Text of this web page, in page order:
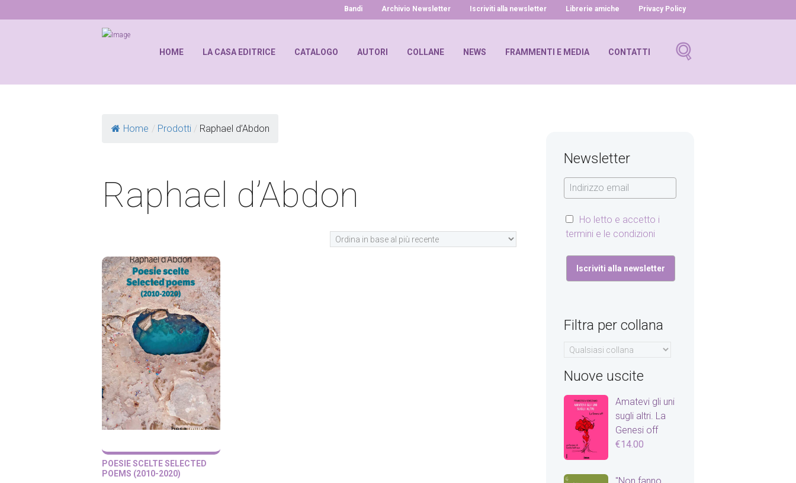
Bandi Archivio Newsletter Iscriviti alla newsletter Librerie amiche Privacy Policy
HOME LA CASA EDITRICE CATALOGO AUTORI COLLANE NEWS FRAMMENTI E MEDIA CONTATTI
Home / Prodotti / Raphael d’Abdon
Raphael d’Abdon
POESIE SCELTE SELECTED
POEMS (2010-2020)
Newsletter
Ho letto e accetto i
termini e le condizioni
Filtra per collana
Nuove uscite
Amatevi gli uni
sugli altri. La
Genesi off
€14.00